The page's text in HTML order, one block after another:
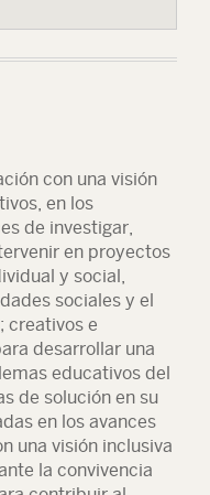
con una visión
en los
de investigar,
en proyectos
y social,
sociales y el
creativos e
desarrollar una
educativos del
de solución en su
en los avances
una visión inclusiva
la convivencia